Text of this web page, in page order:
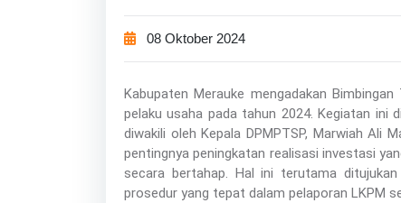
08 Oktober 2024
Kabupaten Merauke mengadakan
pelaku usaha pada tahun 2024. Kegiatan ini
diwakili oleh Kepala DPMPTSP, Marwiah Ali
pentingnya peningkatan realisasi investasi
secara bertahap. Hal ini terutama
prosedur yang tepat dalam pelaporan LKPM